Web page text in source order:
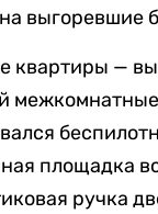
выгоревшие
квартиры —
площадка
ручка